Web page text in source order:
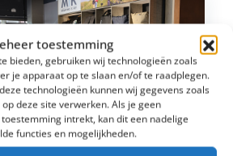
toestemming
bieden, gebruiken wij technologieën zoals
je apparaat op te slaan en/of te raadplegen.
technologieën kunnen wij gegevens zoals
deze site verwerken. Als je geen
intrekt, kan dit een nadelige
functies en mogelijkheden.